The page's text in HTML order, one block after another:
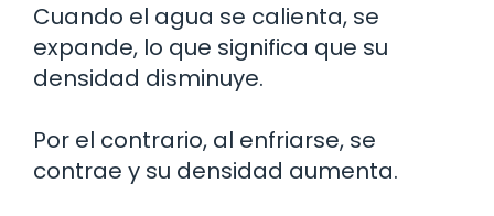
Cuando el agua se calienta, se
expande, lo que significa que su
densidad disminuye.
Por el contrario, al enfriarse, se
contrae y su densidad aumenta.